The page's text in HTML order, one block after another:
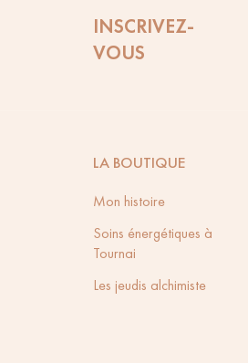
INSCRIVEZ-
VOUS
LA BOUTIQUE
Mon histoire
Soins énergétiques à
Tournai
Les jeudis alchimiste